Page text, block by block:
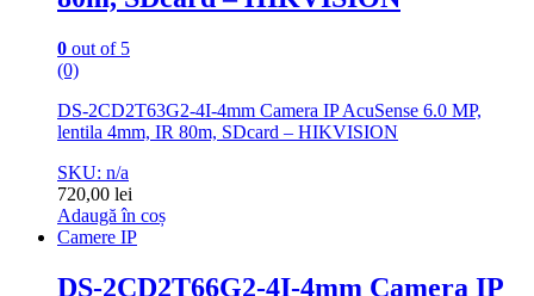
0 out of 5
(0)
DS-2CD2T63G2-4I-4mm Camera IP AcuSense 6.0 MP,
lentila 4mm, IR 80m, SDcard – HIKVISION
SKU: n/a
720,00 lei
Adaugă în coș
Camere IP
DS-2CD2T66G2-4I-4mm Camera IP